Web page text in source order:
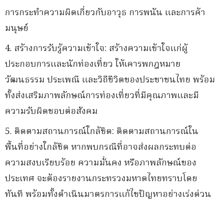
การกระทำความผิดเกี่ยวกับอาวุธ การพนัน และการค้า
มนุษย์
4. สร้างการรับรู้ความเข้าใจ: สร้างความเข้าใจแก่ผู้
ประกอบการและนักท่องเที่ยว ให้เคารพกฎหมาย
วัฒนธรรม ประเพณี และวิถีชีวิตของประชาชนไทย พร้อม
ทั้งส่งเสริมภาพลักษณ์การท่องเที่ยวที่มีคุณภาพและมี
ความรับผิดชอบต่อสังคม
5. ติดตามสถานการณ์ใกล้ชิด: ติดตามสถานการณ์ใน
พื้นที่อย่างใกล้ชิด หากพบกรณีที่อาจส่งผลกระทบต่อ
ความสงบเรียบร้อย ความมั่นคง หรือภาพลักษณ์ของ
ประเทศ จะต้องรายงานกระทรวงมหาดไทยทราบโดย
ทันที พร้อมทั้งดำเนินมาตรการแก้ไขปัญหาอย่างเร่งด่วน